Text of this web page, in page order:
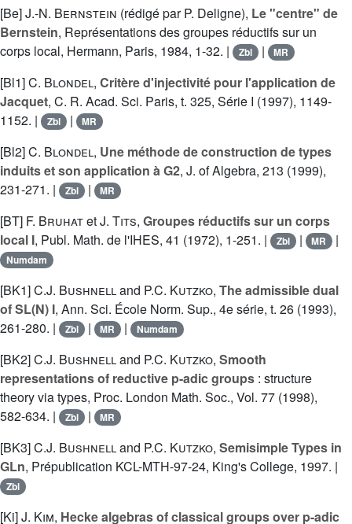
[Be]J.-N. Bernstein (rédigé par P. Deligne), Le "centre" de
Bernstein, Représentations des groupes réductifs sur un
corps local, Hermann, Paris, 1984, 1-32. |
Zbl | MR
[Bl1]C. Blondel, Critère d'injectivité pour l'application de
Jacquet, C. R. Acad. Sci. Paris, t. 325, Série I (1997), 1149-
1152. |
Zbl | MR
[Bl2]C. Blondel, Une méthode de construction de types
induits et son application à G2, J. of Algebra, 213 (1999),
231-271. |
Zbl | MR
[BT] F. BruhatetJ. Tits, Groupes réductifs sur un corps
local I, Publ. Math. de l'IHES, 41 (1972), 1-251. | Zbl | MR |
Numdam
[BK1]C.J. Bushnelland P.C. Kutzko, The admissible dual
of SL(N) I, Ann. Sci. École Norm. Sup., 4e série, t. 26 (1993),
261-280. |
Zbl | MR | Numdam
[BK2]C.J. Bushnelland P.C. Kutzko, Smooth
representations of reductive p-adic groups : structure
theory via types, Proc. London Math. Soc., Vol. 77 (1998),
582-634. |
Zbl | MR
[BK3]C.J. Bushnelland P.C. Kutzko, Semisimple Types in
GLn, Prépublication KCL-MTH-97-24, King's College, 1997. |
Zbl
[Ki]J. Kim, Hecke algebras of classical groups over p-adic